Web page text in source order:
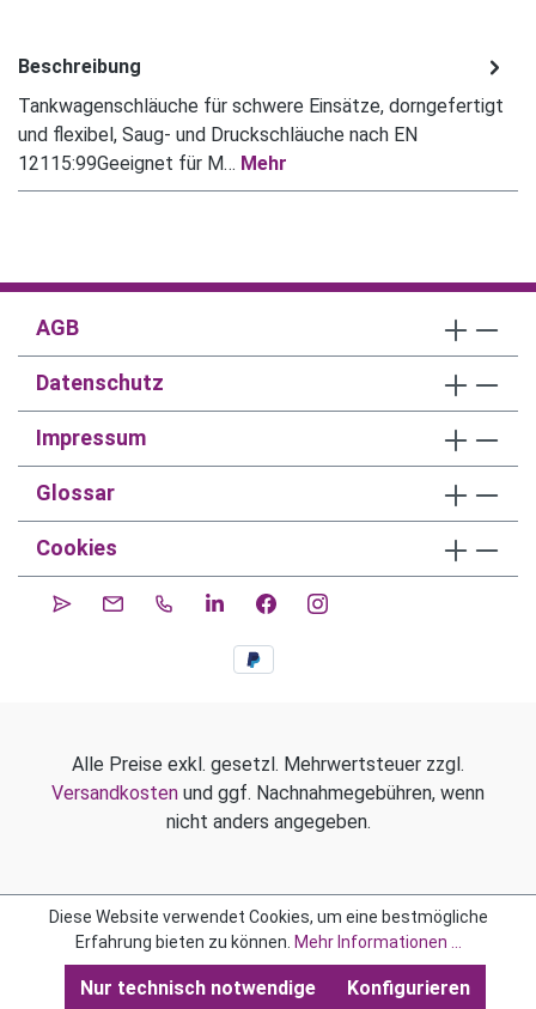
Beschreibung
Tankwagenschläuche für schwere Einsätze, dorngefertigt
und flexibel, Saug- und Druckschläuche nach EN
12115:99Geeignet für M… Mehr
AGB
Datenschutz
Impressum
Glossar
Cookies
Alle Preise exkl. gesetzl. Mehrwertsteuer zzgl.
Versandkosten und ggf. Nachnahmegebühren, wenn
nicht anders angegeben.
Diese Website verwendet Cookies, um eine bestmögliche
Erfahrung bieten zu können. Mehr Informationen ...
Nur technisch notwendige Konfigurieren